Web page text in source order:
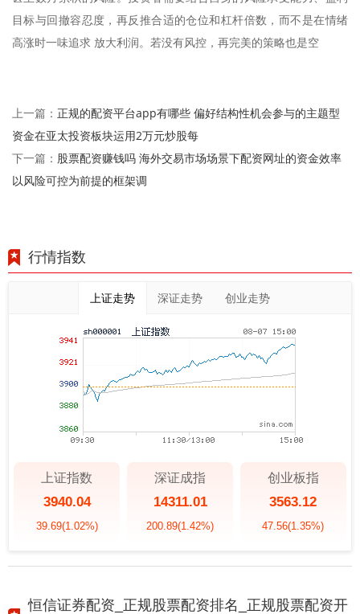
目标与回撤容忍度，再反推合适的仓位和杠杆倍数，而不是在情绪
高涨时一味追求 放大利润。若没有风控，再完美的策略也是空
上一篇： 正规的配资平台app有哪些 偏好结构性机会参与的主题型
资金在亚太投资板块运用2万元炒股每
下一篇： 股票配资赚钱吗 海外交易市场场景下配资网址的资金效率
以风险可控为前提的框架调
行情指数
上证走势 深证走势 创业走势
上证指数
3940.04
39.69(1.02%)
深证成指
14311.01
200.89(1.42%)
创业板指
3563.12
47.56(1.35%)
恒信证券配资_正规股票配资排名_正规股票配资开